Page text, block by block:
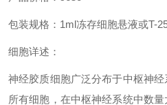
包装规格：1ml冻存细胞悬液或T-
细胞详述 ：
神经胶质细胞广泛分布于中枢神
所有细胞，在中枢神经系统中数